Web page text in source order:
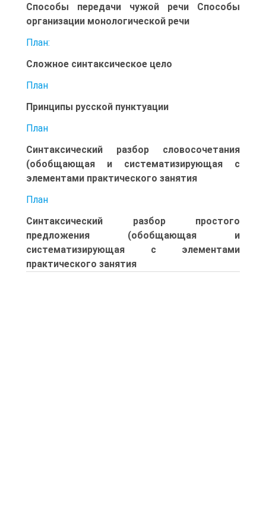
Способы передачи чужой речи Способы
организации монологической речи
План:
Сложное синтаксическое цело
План
Принципы русской пунктуации
План
Синтаксический разбор словосочетания
(обобщающая и систематизирующая с
элементами практического занятия
План
Синтаксический разбор простого
предложения (обобщающая и
систематизирующая с элементами
практического занятия